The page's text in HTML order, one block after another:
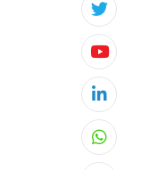
Youtube
LinkedIn